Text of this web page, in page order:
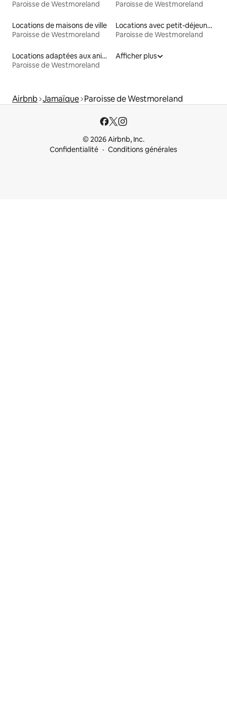
Paroisse de Westmoreland Paroisse de Westmoreland
Locations de maisons de ville
Paroisse de Westmoreland
Locations avec petit-déjeuner
Paroisse de Westmoreland
Locations adaptées aux animaux
Paroisse de Westmoreland
Afficher plus
Airbnb Jamaïque Paroisse de Westmoreland
© 2026 Airbnb, Inc.
Confidentialité
Conditions générales